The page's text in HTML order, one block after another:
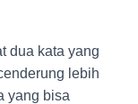
dua kata yang
lebih
yang bisa